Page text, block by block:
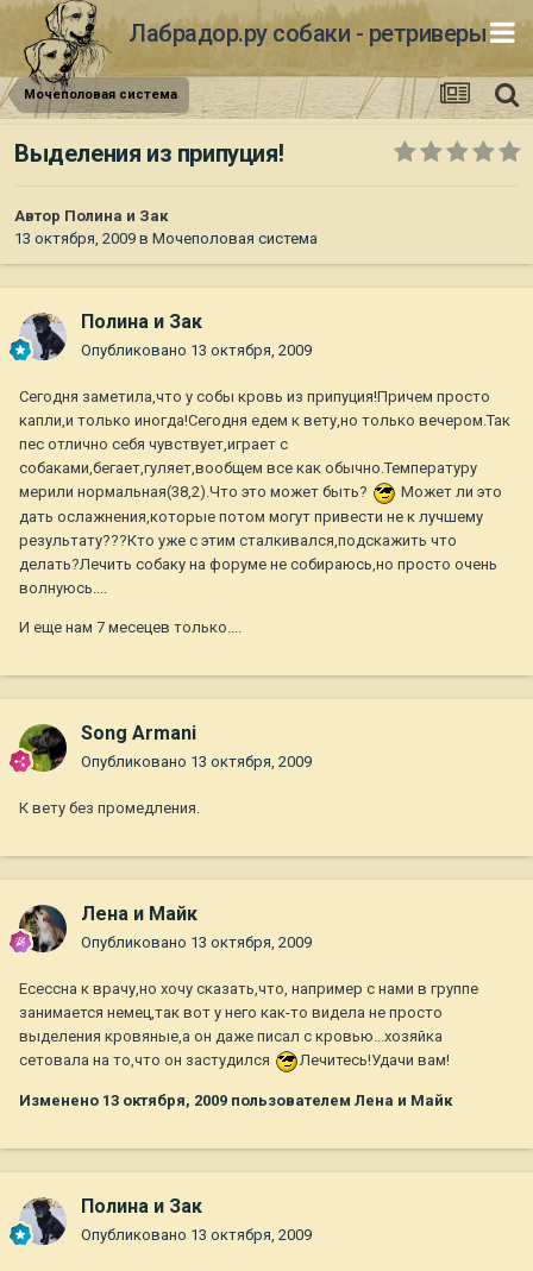
Лабрадор.ру собаки - ретриверы
Мочеполовая система
Выделения из припуция!
Автор Полина и Зак
13 октября, 2009 в Мочеполовая система
Полина и Зак
Опубликовано 13 октября, 2009
Сегодня заметила,что у собы кровь из припуция!Причем просто
капли,и только иногда!Сегодня едем к вету,но только вечером.Так
пес отлично себя чувствует,играет с
собаками,бегает,гуляет,вообщем все как обычно.Температуру
мерили нормальная(38,2).Что это может быть?
Может ли это
дать ослажнения,которые потом могут привести не к лучшему
результату???Кто уже с этим сталкивался,подскажить что
делать?Лечить собаку на форуме не собираюсь,но просто очень
волнуюсь....
И еще нам 7 месецев только....
Song Armani
Опубликовано 13 октября, 2009
К вету без промедления.
Лена и Майк
Опубликовано 13 октября, 2009
Есессна к врачу,но хочу сказать,что, например с нами в группе
занимается немец,так вот у него как-то видела не просто
выделения кровяные,а он даже писал с кровью...хозяйка
сетовала на то,что он застудился
Лечитесь!Удачи вам!
Изменено 13 октября, 2009 пользователем Лена и Майк
Полина и Зак
Опубликовано 13 октября, 2009